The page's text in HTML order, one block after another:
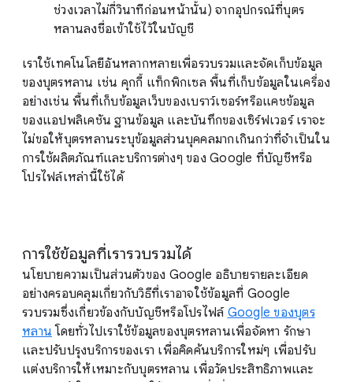
ช่วงเวลาไม่กี่วินาทีก่อนหน้านั้น) จากอุปกรณ์ที่บุตร
หลานลงชื่อเข้าใช้ไว้ในบัญชี
เราใช้เทคโนโลยีอันหลากหลายเพื่อรวบรวมและจัดเก็บข้อมูล
ของบุตรหลาน เช่น คุกกี้ แท็กพิกเซล พื้นที่เก็บข้อมูลในเครื่อง
อย่างเช่น พื้นที่เก็บข้อมูลเว็บของเบราว์เซอร์หรือแคชข้อมูล
ของแอปพลิเคชัน ฐานข้อมูล และบันทึกของเซิร์ฟเวอร์ เราจะ
ไม่ขอให้บุตรหลานระบุข้อมูลส่วนบุคคลมากเกินกว่าที่จำเป็นใน
การใช้ผลิตภัณฑ์และบริการต่างๆ ของ Google ที่บัญชีหรือ
โปรไฟล์เหล่านี้ใช้ได้
การใช้ข้อมูลที่เรารวบรวมได้
นโยบายความเป็นส่วนตัวของ Google อธิบายรายละเอียด
อย่างครอบคลุมเกี่ยวกับวิธีที่เราอาจใช้ข้อมูลที่ Google
รวบรวมซึ่งเกี่ยวข้องกับบัญชีหรือโปรไฟล์ Google ของบุตร
หลาน โดยทั่วไปเราใช้ข้อมูลของบุตรหลานเพื่อจัดหา รักษา
และปรับปรุงบริการของเรา เพื่อคิดค้นบริการใหม่ๆ เพื่อปรับ
แต่งบริการให้เหมาะกับบุตรหลาน เพื่อวัดประสิทธิภาพและ